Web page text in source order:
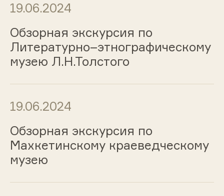
19.06.2024
Обзорная экскурсия по
Литературно–этнографическому
музею Л.Н.Толстого
19.06.2024
Обзорная экскурсия по
Махкетинскому краеведческому
музею